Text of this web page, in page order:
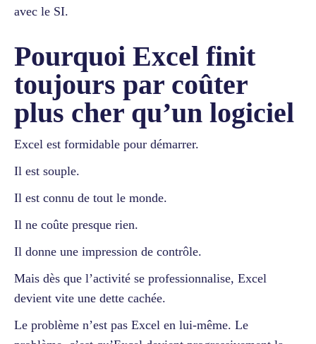
avec le SI.
Pourquoi Excel finit
toujours par coûter
plus cher qu’un logiciel
Excel est formidable pour démarrer.
Il est souple.
Il est connu de tout le monde.
Il ne coûte presque rien.
Il donne une impression de contrôle.
Mais dès que l’activité se professionnalise, Excel
devient vite une dette cachée.
Le problème n’est pas Excel en lui-même. Le